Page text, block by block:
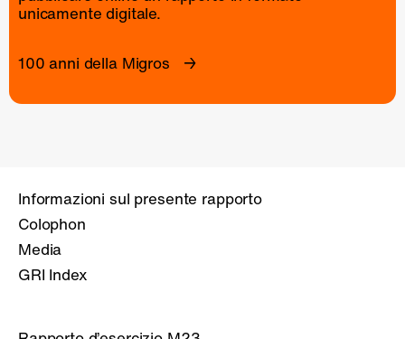
unicamente digitale.
100 anni della Migros
Informazioni sul presente rapporto
Colophon
Media
GRI Index